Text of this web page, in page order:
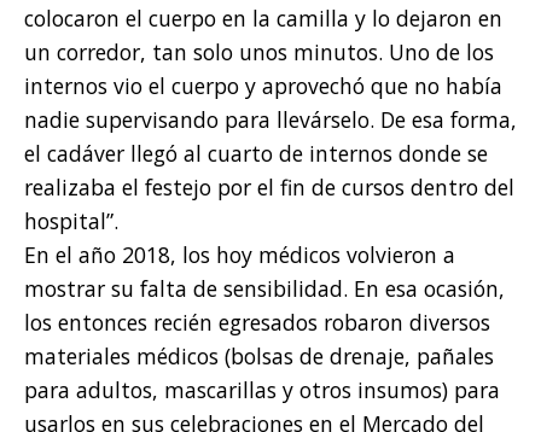
colocaron el cuerpo en la camilla y lo dejaron en
un corredor, tan solo unos minutos. Uno de los
internos vio el cuerpo y aprovechó que no había
nadie supervisando para llevárselo. De esa forma,
el cadáver llegó al cuarto de internos donde se
realizaba el festejo por el fin de cursos dentro del
hospital”.
En el año 2018, los hoy médicos volvieron a
mostrar su falta de sensibilidad. En esa ocasión,
los entonces recién egresados robaron diversos
materiales médicos (bolsas de drenaje, pañales
para adultos, mascarillas y otros insumos) para
usarlos en sus celebraciones en el Mercado del